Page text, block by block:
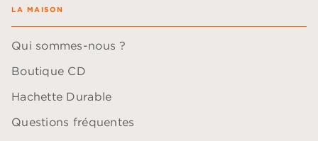
LA MAISON
Qui sommes-nous ?
Boutique CD
Hachette Durable
Questions fréquentes